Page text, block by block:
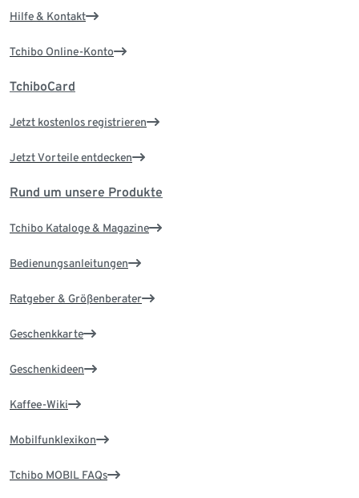
Hilfe & Kontakt
Tchibo Online-Konto
TchiboCard
Jetzt kostenlos registrieren
Jetzt Vorteile entdecken
Rund um unsere Produkte
Tchibo Kataloge & Magazine
Bedienungsanleitungen
Ratgeber & Größenberater
Geschenkkarte
Geschenkideen
Kaffee-Wiki
Mobilfunklexikon
Tchibo MOBIL FAQs